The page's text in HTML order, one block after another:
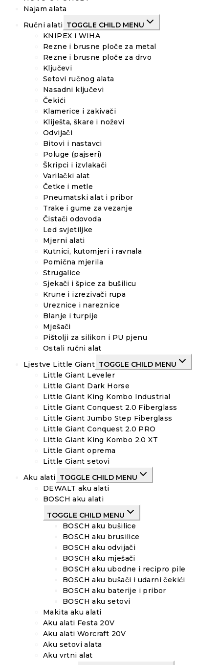
Najam alata
Ručni alati TOGGLE CHILD MENU
KNIPEX i WIHA
Rezne i brusne ploče za metal
Rezne i brusne ploče za drvo
Ključevi
Setovi ručnog alata
Nasadni ključevi
Čekići
Klamerice i zakivači
Kliješta, škare i noževi
Odvijači
Bitovi i nastavci
Poluge (pajseri)
Škripci i izvlakači
Varilački alat
Četke i metle
Pneumatski alat i pribor
Trake i gume za vezanje
Čistači odovoda
Led svjetiljke
Mjerni alati
Kutnici, kutomjeri i ravnala
Pomična mjerila
Strugalice
Sjekači i špice za bušilicu
Krune i izrezivači rupa
Ureznice i nareznice
Blanje i turpije
Mješači
Pištolji za silikon i PU pjenu
Ostali ručni alat
Ljestve Little Giant TOGGLE CHILD MENU
Little Giant Leveler
Little Giant Dark Horse
Little Giant King Kombo Industrial
Little Giant Conquest 2.0 Fiberglass
Little Giant Jumbo Step Fiberglass
Little Giant Conquest 2.0 PRO
Little Giant King Kombo 2.0 XT
Little Giant oprema
Little Giant setovi
Aku alati TOGGLE CHILD MENU
DEWALT aku alati
BOSCH aku alati
TOGGLE CHILD MENU
BOSCH aku bušilice
BOSCH aku brusilice
BOSCH aku odvijači
BOSCH aku mješači
BOSCH aku ubodne i recipro pile
BOSCH aku bušači i udarni čekići
BOSCH aku baterije i pribor
BOSCH aku setovi
Makita aku alati
Aku alati Festa 20V
Aku alati Worcraft 20V
Aku setovi alata
Aku vrtni alat